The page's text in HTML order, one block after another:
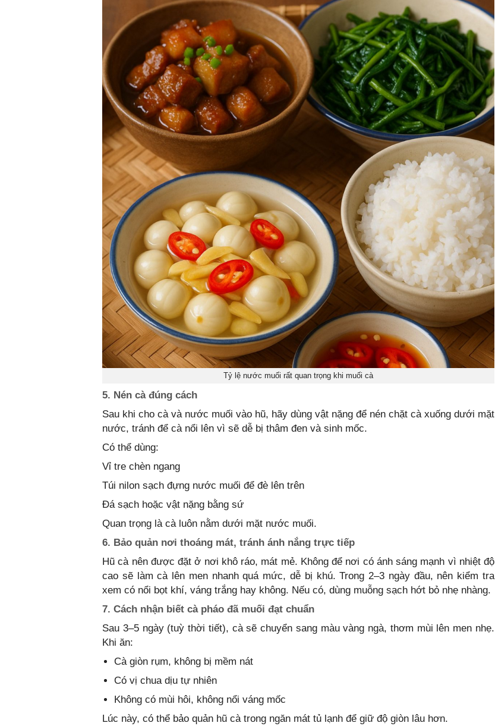
Tỷ lệ nước muối rất quan trọng khi muối cà
5. Nén cà đúng cách
Sau khi cho cà và nước muối vào hũ, hãy dùng vật nặng để nén chặt cà xuống dưới mặt
nước, tránh để cà nổi lên vì sẽ dễ bị thâm đen và sinh mốc.
Có thể dùng:
Vỉ tre chèn ngang
Túi nilon sạch đựng nước muối để đè lên trên
Đá sạch hoặc vật nặng bằng sứ
Quan trọng là cà luôn nằm dưới mặt nước muối.
6. Bảo quản nơi thoáng mát, tránh ánh nắng trực tiếp
Hũ cà nên được đặt ở nơi khô ráo, mát mẻ. Không để nơi có ánh sáng mạnh vì nhiệt độ
cao sẽ làm cà lên men nhanh quá mức, dễ bị khú. Trong 2–3 ngày đầu, nên kiểm tra
xem có nổi bọt khí, váng trắng hay không. Nếu có, dùng muỗng sạch hớt bỏ nhẹ nhàng.
7. Cách nhận biết cà pháo đã muối đạt chuẩn
Sau 3–5 ngày (tuỳ thời tiết), cà sẽ chuyển sang màu vàng ngà, thơm mùi lên men nhẹ.
Khi ăn:
Cà giòn rụm, không bị mềm nát
Có vị chua dịu tự nhiên
Không có mùi hôi, không nổi váng mốc
Lúc này, có thể bảo quản hũ cà trong ngăn mát tủ lạnh để giữ độ giòn lâu hơn.